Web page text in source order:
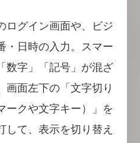
ログイン画面や、ビジ
・日時の入力。スマー
数字」「記号」が混ざ
画面左下の「文字切り
ークや文字キー）」を
して、表示を切り替え